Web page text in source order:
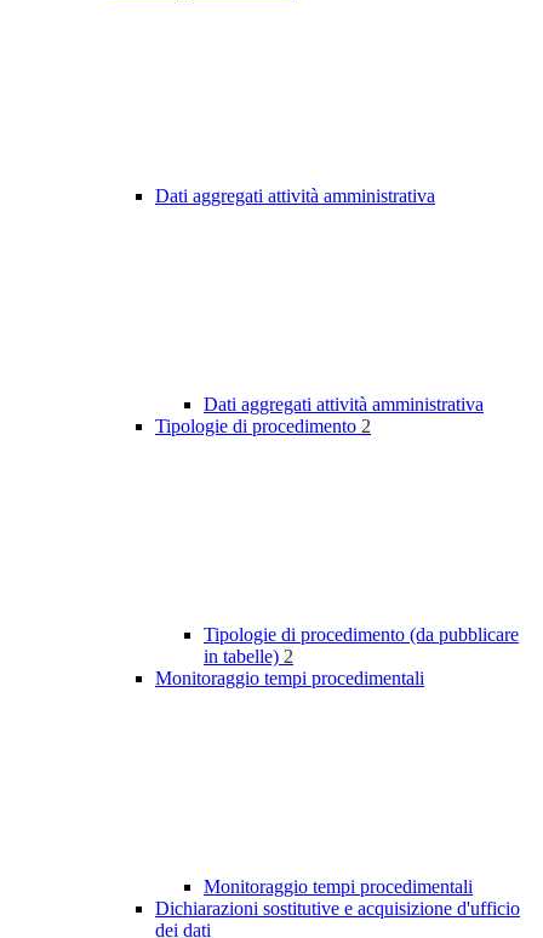
Dati aggregati attività amministrativa
Dati aggregati attività amministrativa
Tipologie di procedimento 2
Tipologie di procedimento (da pubblicare
in tabelle) 2
Monitoraggio tempi procedimentali
Monitoraggio tempi procedimentali
Dichiarazioni sostitutive e acquisizione d'ufficio
dei dati